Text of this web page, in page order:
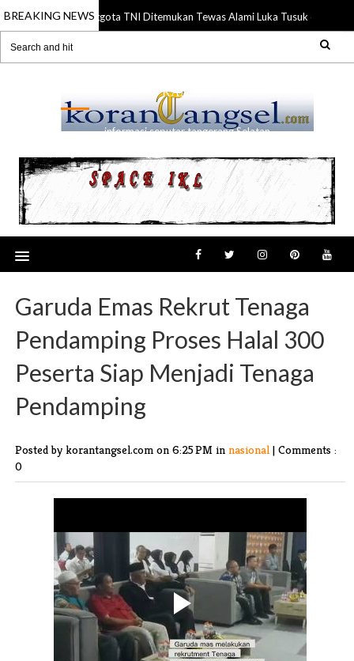
BREAKING NEWS
21 Jul 2026 Anggota TNI Ditemukan Tewas Alami Luka Tusuk di Gading
RANSEL
informasi seputar tangerang Selatan
Garuda Emas Rekrut Tenaga
Pendamping Proses Halal 300
Peserta Siap Menjadi Tenaga
Pendamping
Posted by korantangsel.com on 6:25 PM in nasional | Comments :
0